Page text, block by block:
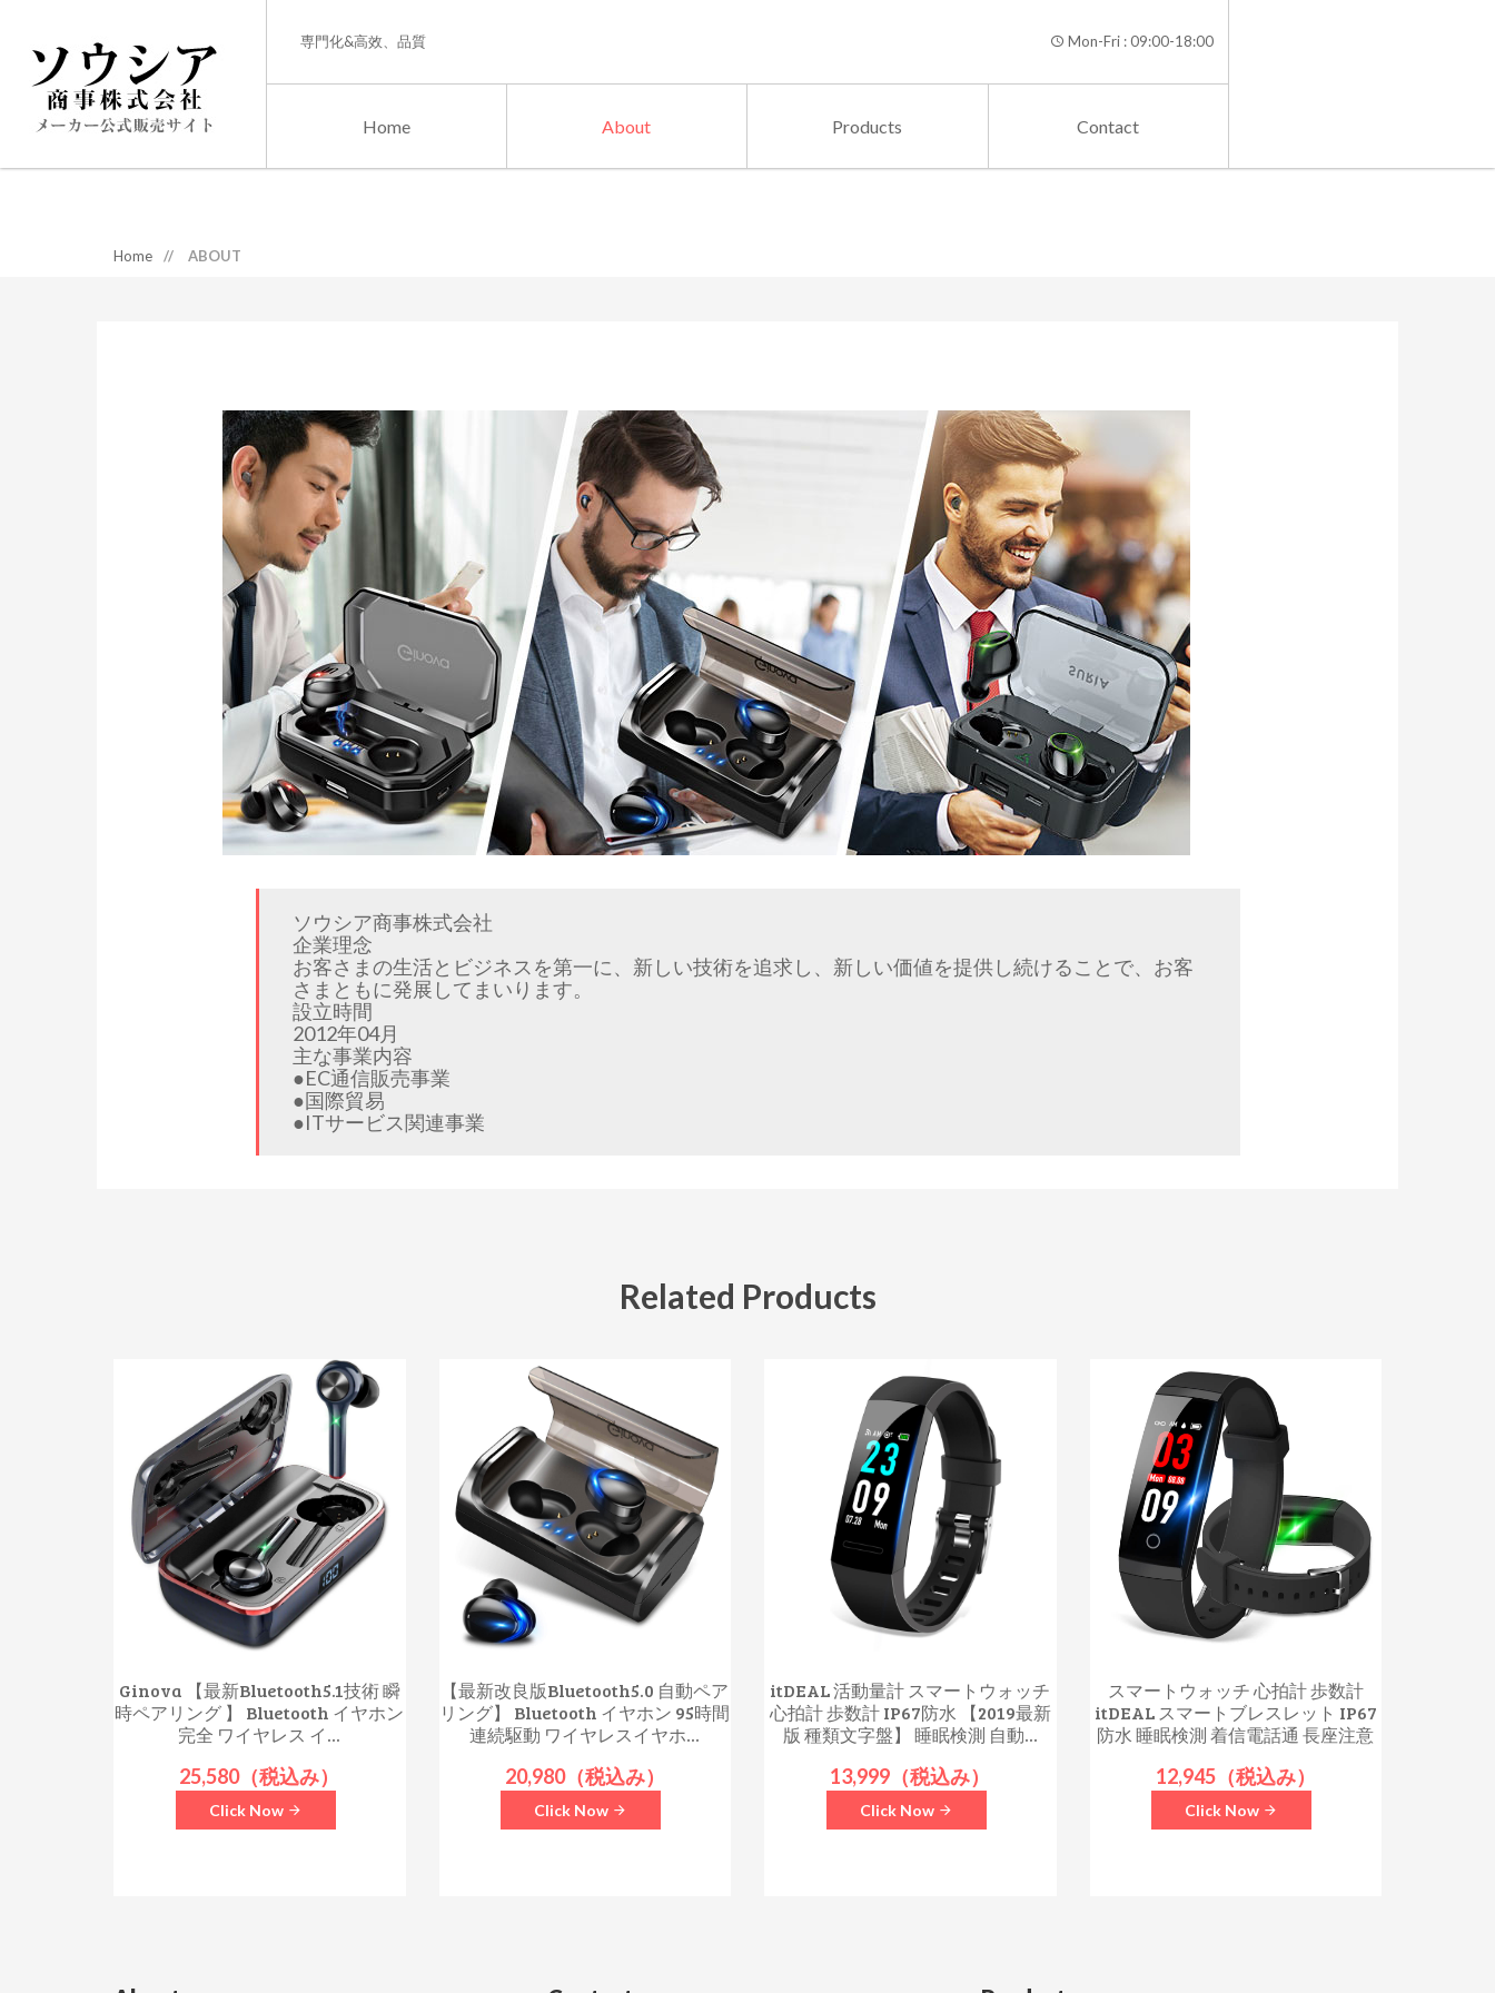
専門化&高效、品質 Mon-Fri : 09:00-18:00
Home About Products Contact
Home // ABOUT
ソウシア商事株式会社
企業理念
お客さまの生活とビジネスを第一に、新しい技術を追求し、新しい価値を提供し続けることで、お客
さまともに発展してまいります。
設立時間
2012年04月
主な事業内容
●EC通信販売事業
●国際貿易
●ITサービス関連事業
Related Products
Ginova 【最新Bluetooth5.1技術 瞬
時ペアリング 】 Bluetooth イヤホン
完全 ワイヤレス イ...
25,580（税込み）
Click Now
【最新改良版Bluetooth5.0 自動ペア
リング】 Bluetooth イヤホン 95時間
連続駆動 ワイヤレスイヤホ...
20,980（税込み）
Click Now
itDEAL 活動量計 スマートウォッチ
心拍計 歩数計 IP67防水 【2019最新
版 種類文字盤】 睡眠検測 自動...
13,999（税込み）
Click Now
スマートウォッチ 心拍計 歩数計
itDEAL スマートブレスレット IP67
防水 睡眠検測 着信電話通 長座注意
12,945（税込み）
Click Now